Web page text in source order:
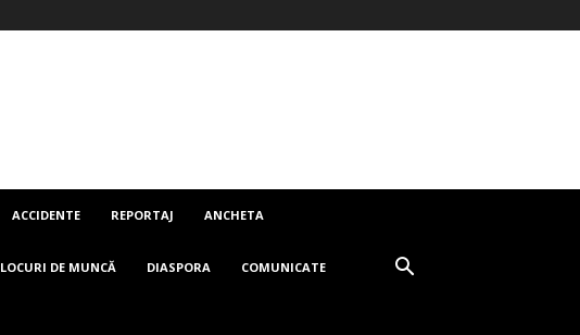
ACCIDENTE REPORTAJ ANCHETA
LOCURI DE MUNCĂ DIASPORA COMUNICATE